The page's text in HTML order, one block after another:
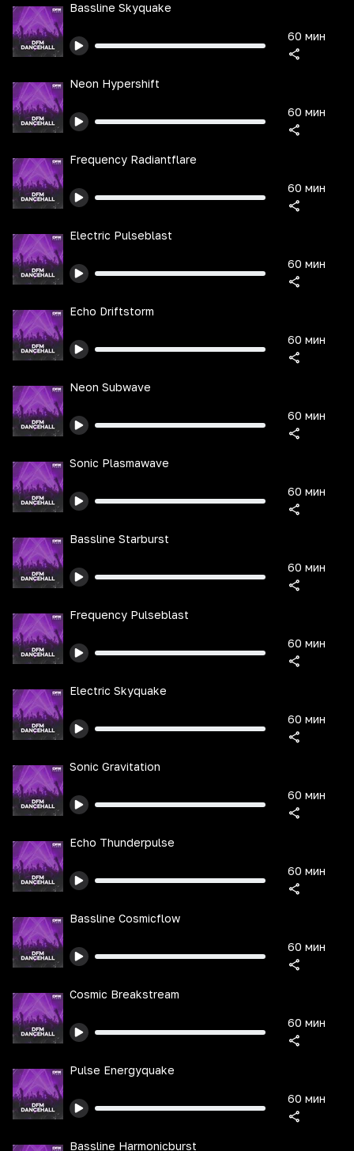
Bassline Skyquake
60 мин
Neon Hypershift
60 мин
Frequency Radiantflare
60 мин
Electric Pulseblast
60 мин
Echo Driftstorm
60 мин
Neon Subwave
60 мин
Sonic Plasmawave
60 мин
Bassline Starburst
60 мин
Frequency Pulseblast
60 мин
Electric Skyquake
60 мин
Sonic Gravitation
60 мин
Echo Thunderpulse
60 мин
Bassline Cosmicflow
60 мин
Cosmic Breakstream
60 мин
Pulse Energyquake
60 мин
Bassline Harmonicburst